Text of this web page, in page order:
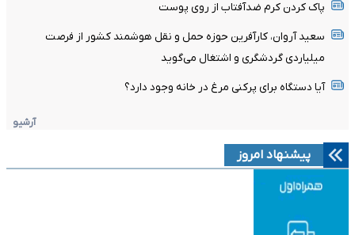
پاک کردن کرم ضدآفتاب از روی پوست
سعید آروان، کارآفرین حوزه حمل و نقل هوشمند کشور از فرصت
میلیاردی گردشگری و اشتغال می‌گوید
آیا دستگاه برای پرکنی مرغ در خانه وجود دارد؟
آرشیو
پیشنهاد امروز